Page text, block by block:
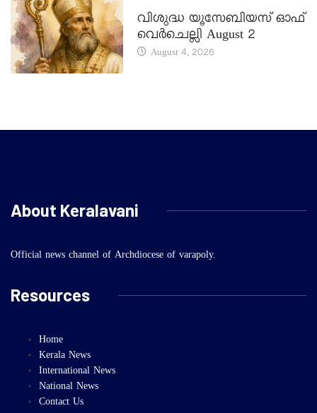
വിശുദ്ധ യൂസേബിയസ് ഓഫ്
വെർചെല്ലി August 2
August 4, 2026
About Keralavani
Official news channel of Archdiocese of varapoly.
Resources
Home
Kerala News
International News
National News
Contact Us